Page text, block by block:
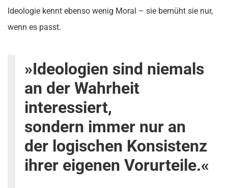
Ideologie kennt ebenso wenig Moral – sie bemüht sie nur,
wenn es passt.
»Ideologien sind niemals
an der Wahrheit
interessiert,
sondern immer nur an
der logischen Konsistenz
ihrer eigenen Vorurteile.«